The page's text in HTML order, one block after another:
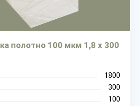
полотно 100 мкм 1,8 х 300
1800
300
100